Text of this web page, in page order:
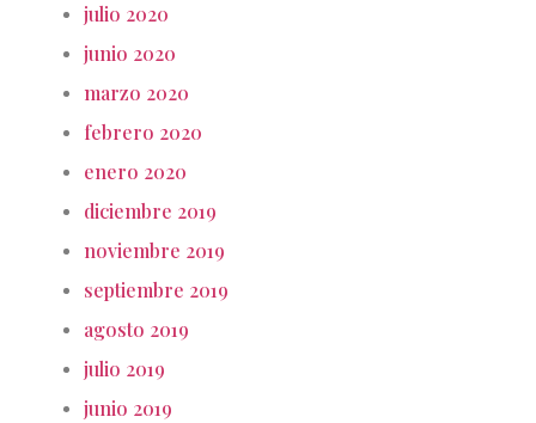
julio 2020
junio 2020
marzo 2020
febrero 2020
enero 2020
diciembre 2019
noviembre 2019
septiembre 2019
agosto 2019
julio 2019
junio 2019